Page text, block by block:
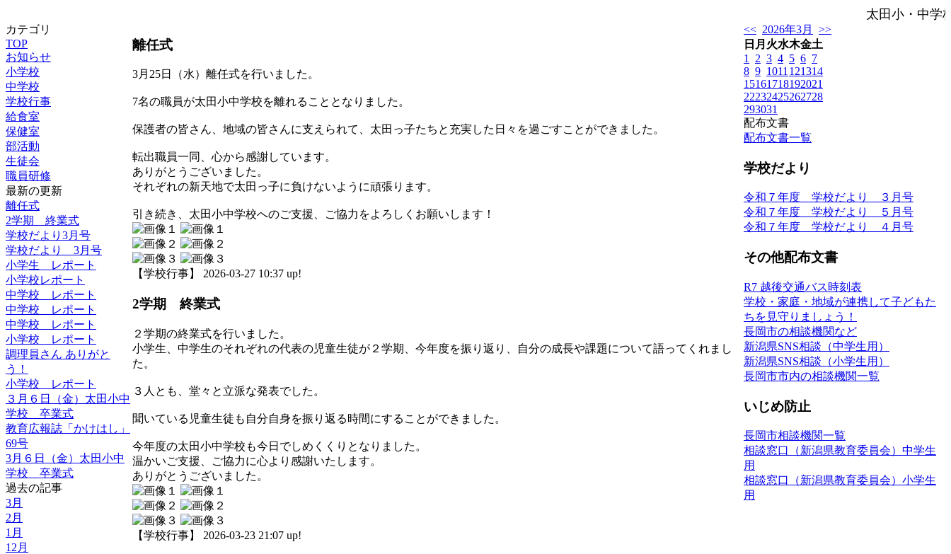
太田小・中学
カテゴリ
TOP
お知らせ
小学校
中学校
学校行事
給食室
保健室
部活動
生徒会
職員研修
最新の更新
離任式
2学期 終業式
学校だより3月号
学校だより 3月号
小学生 レポート
小学校レポート
中学校 レポート
中学校 レポート
中学校 レポート
小学校 レポート
調理員さん ありがと
う！
小学校 レポート
３月６日（金）太田小中
学校 卒業式
教育広報誌「かけはし」
69号
3月６日（金）太田小中
学校 卒業式
過去の記事
3月
2月
1月
12月
離任式
3月25日（水）離任式を行いました。
7名の職員が太田小中学校を離れることとなりました。
保護者の皆さん、地域の皆さんに支えられて、太田っ子たちと充実した日々を過ごすことができました。
転出職員一同、心から感謝しています。
ありがとうございました。
それぞれの新天地で太田っ子に負けないように頑張ります。
引き続き、太田小中学校へのご支援、ご協力をよろしくお願いします！
【学校行事】 2026-03-27 10:37 up!
2学期 終業式
２学期の終業式を行いました。
小学生、中学生のそれぞれの代表の児童生徒が２学期、今年度を振り返り、自分の成長や課題について語ってくれまし
た。
３人とも、堂々と立派な発表でした。
聞いている児童生徒も自分自身を振り返る時間にすることができました。
今年度の太田小中学校も今日でしめくくりとなりました。
温かいご支援、ご協力に心より感謝いたします。
ありがとうございました。
【学校行事】 2026-03-23 21:07 up!
<< 2026年3月
>>
日 月 火水木金土
1
2 3 4 5 6 7
8 9 1011 121314
15161718192021
22232425262728
293031
配布文書
配布文書一覧
学校だより
令和７年度 学校だより ３月号
令和７年度 学校だより ５月号
令和７年度 学校だより ４月号
その他配布文書
R7 越後交通バス時刻表
学校・家庭・地域が連携して子どもた
ちを見守りましょう！
長岡市の相談機関など
新潟県SNS相談（中学生用）
新潟県SNS相談（小学生用）
長岡市市内の相談機関一覧
いじめ防止
長岡市相談機関一覧
相談窓口（新潟県教育委員会）中学生
用
相談窓口（新潟県教育委員会）小学生
用